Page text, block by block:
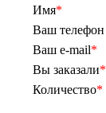
Имя*
Ваш телефон
Ваш e-mail*
Вы заказали*
Количество*